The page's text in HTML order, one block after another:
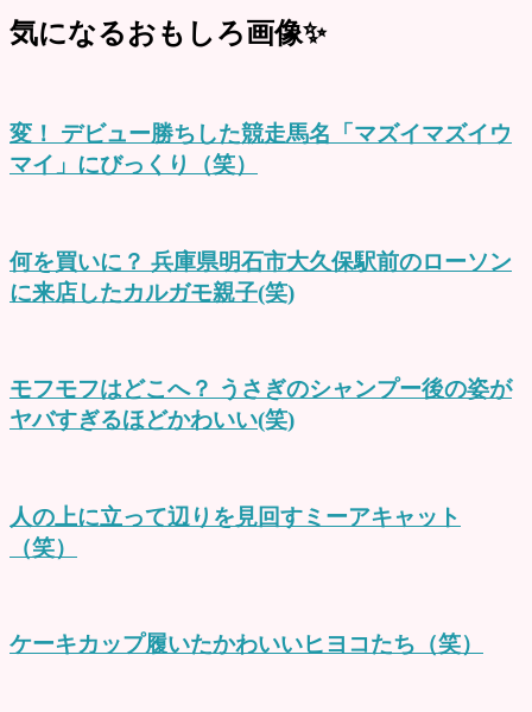
気になるおもしろ画像✨
変！ デビュー勝ちした競走馬名「マズイマズイウ
マイ」にびっくり（笑）
何を買いに？ 兵庫県明石市大久保駅前のローソン
に来店したカルガモ親子(笑)
モフモフはどこへ？ うさぎのシャンプー後の姿が
ヤバすぎるほどかわいい(笑)
人の上に立って辺りを見回すミーアキャット
（笑）
ケーキカップ履いたかわいいヒヨコたち（笑）